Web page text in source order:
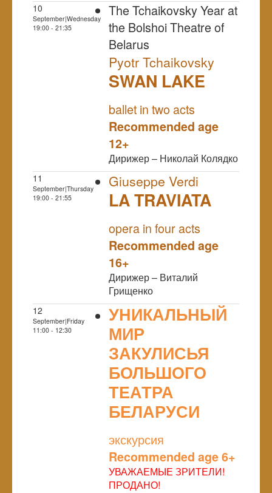
10
September|Wednesday
19:00 - 21:35
The Tchaikovsky Year at
the Bolshoi Theatre of
Belarus
Pyotr Tchaikovsky
SWAN LAKE
ballet in two acts
Recommended age
12+
Дирижер – Николай Колядко
11
September|Thursday
19:00 - 21:55
Giuseppe Verdi
LA TRAVIATA
opera in four acts
Recommended age
16+
Дирижер – Виталий
Грищенко
12
September|Friday
11:00 - 12:30
УНИКАЛЬНЫЙ
МИР
ЗАКУЛИСЬЯ
БОЛЬШОГО
ТЕАТРА
БЕЛАРУСИ
экскурсия
Recommended age 6+
УВАЖАЕМЫЕ ЗРИТЕЛИ!
ПРОДАНО!